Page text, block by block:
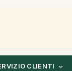
CLIENTI